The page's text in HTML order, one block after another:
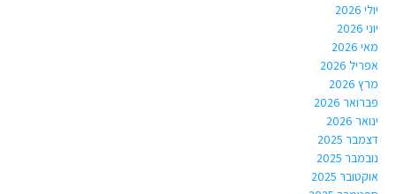
יולי 2026
יוני 2026
מאי 2026
אפריל 2026
מרץ 2026
פברואר 2026
ינואר 2026
דצמבר 2025
נובמבר 2025
אוקטובר 2025